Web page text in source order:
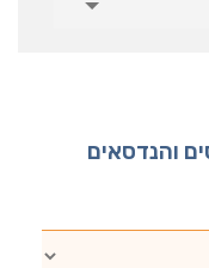
והנדסאים